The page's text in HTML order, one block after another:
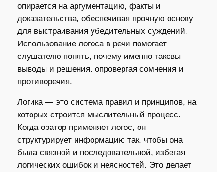
опирается на аргументацию, факты и
доказательства, обеспечивая прочную основу
для выстраивания убедительных суждений.
Использование логоса в речи помогает
слушателю понять, почему именно таковы
выводы и решения, опровергая сомнения и
противоречия.
Логика — это система правил и принципов, на
которых строится мыслительный процесс.
Когда оратор применяет логос, он
структурирует информацию так, чтобы она
была связной и последовательной, избегая
логических ошибок и неясностей. Это делает